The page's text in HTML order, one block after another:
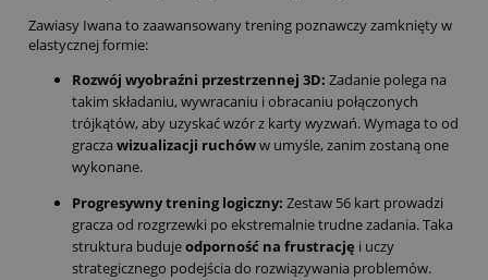
Zawiasy Iwana to zaawansowany trening poznawczy zamknięty w
elastycznej formie:
Rozwój wyobraźni przestrzennej 3D: Zadanie polega na
takim składaniu, wywracaniu i obracaniu połączonych
trójkątów, aby uzyskać wzór z karty wyzwań. Wymaga to od
gracza wizualizacji ruchóww umyśle, zanim zostaną one
wykonane.
Progresywny trening logiczny: Zestaw 56 kart prowadzi
gracza od rozgrzewki po ekstremalnie trudne zadania. Taka
struktura budujeodporność na frustrację i uczy
strategicznego podejścia do rozwiązywania problemów.